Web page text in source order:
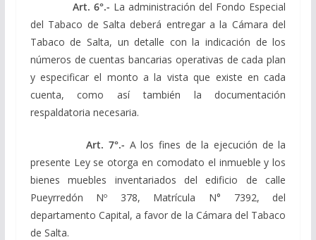
Art. 6°.- La administración del Fondo Especial
del Tabaco de Salta deberá entregar a la Cámara del
Tabaco de Salta, un detalle con la indicación de los
números de cuentas bancarias operativas de cada plan
y especificar el monto a la vista que existe en cada
cuenta, como así también la documentación
respaldatoria necesaria.
Art. 7°.- A los fines de la ejecución de la
presente Ley se otorga en comodato el inmueble y los
bienes muebles inventariados del edificio de calle
Pueyrredón Nº 378, Matrícula N° 7392, del
departamento Capital, a favor de la Cámara del Tabaco
de Salta.